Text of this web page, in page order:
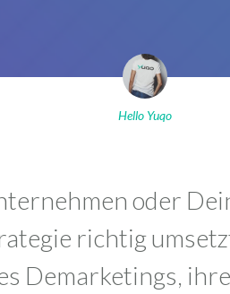
Hello Yuqo
oder
richtig
Demarketings,